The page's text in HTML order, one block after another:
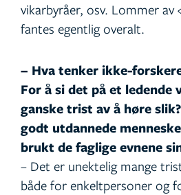
vikarbyråer, osv. Lommer
fantes egentlig overalt.
– Hva tenker ikke-
For å si det på et ledende
ganske trist av å høre
godt utdannede
brukt de faglige evnene
– Det er unektelig mange
både for enkeltpersoner og